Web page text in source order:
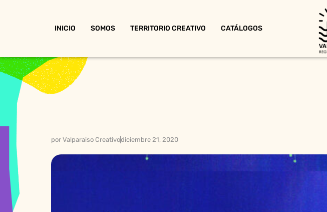
INICIO SOMOS TERRITORIO CREATIVO CATÁLOGOS
por Valparaiso Creativodiciembre 21, 2020